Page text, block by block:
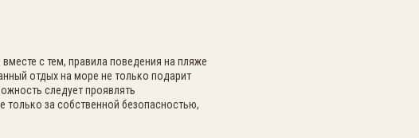
с тем, правила поведения на пляже
отдых на море не только подарит
следует проявлять
только за собственной безопасностью,